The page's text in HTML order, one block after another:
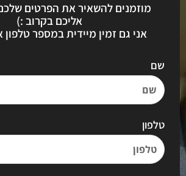
מוזמנים להשאיר את הפרטים
אליכם בקרוב :)
אני גם זמין מיידית במספר טלפון
שם
טלפון